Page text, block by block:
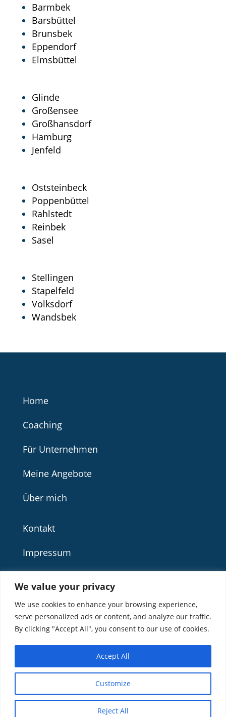
We value your privacy
We use cookies to enhance your browsing experience,
serve personalized ads or content, and analyze our traffic.
By clicking "Accept All", you consent to our use of cookies.
Customize
Reject All
Accept All
Barmbek
Barsbüttel
Brunsbek
Eppendorf
Elmsbüttel
Glinde
Großensee
Großhansdorf
Hamburg
Jenfeld
Oststeinbeck
Poppenbüttel
Rahlstedt
Reinbek
Sasel
Stellingen
Stapelfeld
Volksdorf
Wandsbek
Home
Coaching
Für Unternehmen
Meine Angebote
Über mich
Kontakt
Impressum
© 2019 – 2026 by Angelika Stolten